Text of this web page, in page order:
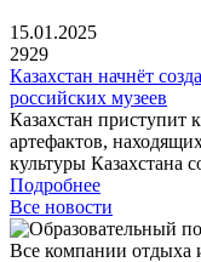
15.01.2025
2929
Казахстан начнёт
российских музеев
Казахстан приступит
артефактов,
культуры Казахстана
Подробнее
Все новости
Все компании отдыха